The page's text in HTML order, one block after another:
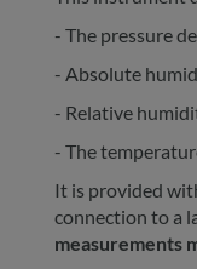
- The pressure
- Absolute
- Relative
- The
It is provided
connection to a
measurements